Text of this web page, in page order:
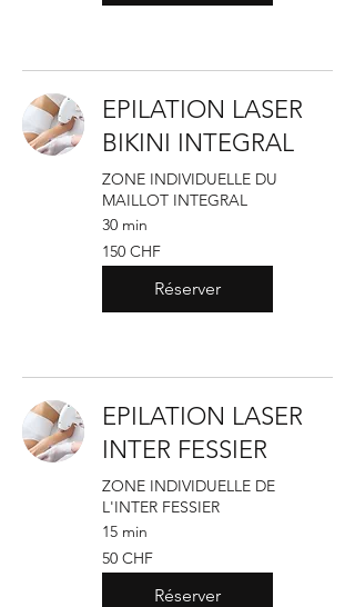
EPILATION LASER
BIKINI INTEGRAL
ZONE INDIVIDUELLE DU
MAILLOT INTEGRAL
30 min
150
francs
suisses
150 CHF
Réserver
EPILATION LASER
INTER FESSIER
ZONE INDIVIDUELLE DE
L'INTER FESSIER
15 min
50
francs
suisses
50 CHF
Réserver